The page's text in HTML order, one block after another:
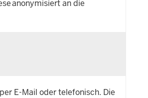
anonymisiert an die
E-Mail oder telefonisch. Die